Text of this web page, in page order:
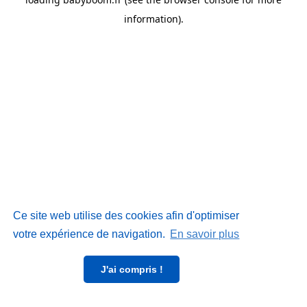
Ce site web utilise des cookies afin d'optimiser
votre expérience de navigation. En savoir plus
J'ai compris !
information).